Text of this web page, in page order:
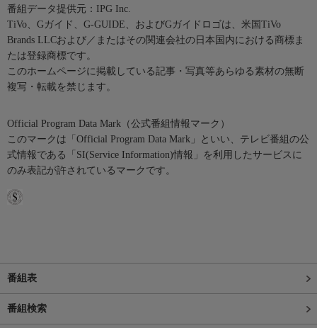
番組データ提供元：IPG Inc.
TiVo、Gガイド、G-GUIDE、およびGガイドロゴは、米国TiVo
Brands LLCおよび／またはその関連会社の日本国内における商標ま
たは登録商標です。
このホームページに掲載している記事・写真等あらゆる素材の無断
複写・転載を禁じます。
Official Program Data Mark（公式番組情報マーク）
このマークは「Official Program Data Mark」といい、テレビ番組の公
式情報である「SI(Service Information)情報」を利用したサービスに
のみ表記が許されているマークです。
番組表
番組検索